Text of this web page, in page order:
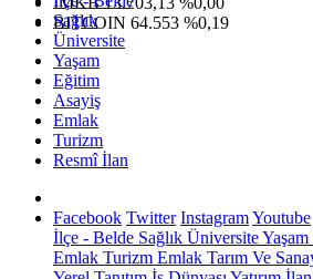
BITCOIN 64.553 %0,19
Sağlık
Üniversite
Yaşam
Eğitim
Asayiş
Emlak
Turizm
Resmî İlan
Facebook Twitter InstagramYoutube
İlçe - Belde Sağlık ÜniversiteYaşam
Emlak Turizm Emlak Tarım Ve